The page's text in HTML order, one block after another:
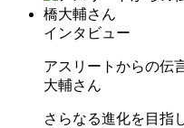
インタビュー
アスリートからの伝
大輔さん
さらなる進化を目指